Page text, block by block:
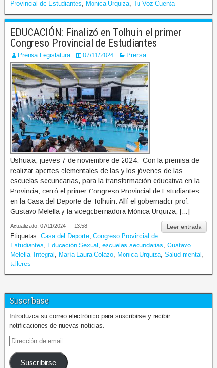
Provincial de Estudiantes
Monica Urquiza Tu Voz Cuenta
EDUCACIÓN: Finalizó en Tolhuin el primer
Congreso Provincial de Estudiantes
Prensa Legislatura 07/11/2024 Prensa
Ushuaia, jueves 7 de noviembre de 2024.- Con la premisa de
realizar aportes elementales de las y los jóvenes de las
escuelas secundarias, para la transformación educativa en la
Provincia, cerró el primer Congreso Provincial de Estudiantes
en la Casa del Deporte de Tolhuin. Allí el gobernador prof.
Gustavo Melella y la vicegobernadora Mónica Urquiza, […]
Leer entrada
Actualizado: 07/11/2024 — 13:58
Etiquetas: Casa del Deporte Congreso Provincial de
Estudiantes
Educación Sexual escuelas secundarias Gustavo
Melella
Integral María Laura Colazo Monica Urquiza Salud mental
talleres
Suscríbase
Introduzca su correo electrónico para suscribirse y recibir
notificaciones de nuevas noticias.
Suscribirse